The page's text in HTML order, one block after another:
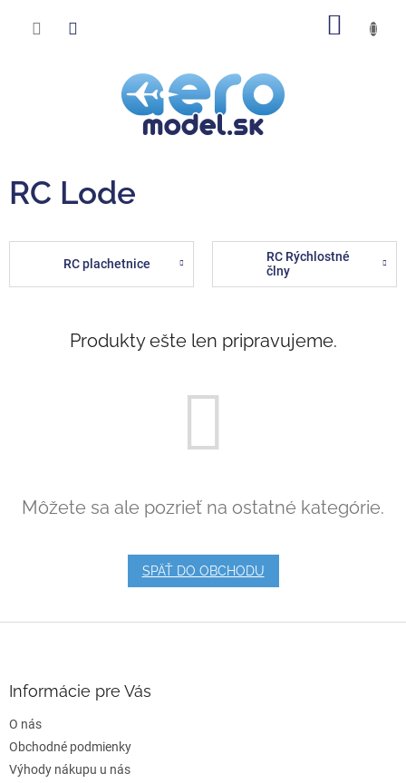
RC Lode
RC plachetnice
RC Rýchlostné
člny
Produkty ešte len pripravujeme.
Môžete sa ale pozrieť na ostatné kategórie.
SPÄŤ DO OBCHODU
e
Informácie pre Vás
O nás
Obchodné podmienky
Výhody nákupu u nás